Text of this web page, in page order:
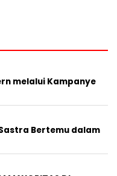
melalui Kampanye
Sastra Bertemu dalam